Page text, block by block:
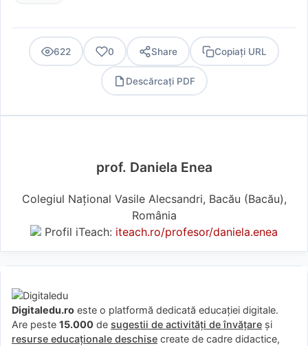
622 0 Share Copiați URL
Descărcați PDF
prof. Daniela Enea
Colegiul Național Vasile Alecsandri, Bacău (Bacău),
România
Profil iTeach: iteach.ro/profesor/daniela.enea
Digitaledu.ro este o platformă dedicată educației digitale.
Are peste 15.000 de sugestii de activități de învățare și
resurse educaționale deschise create de cadre didactice,